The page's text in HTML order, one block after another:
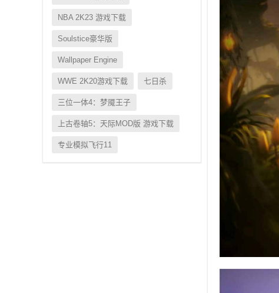
NBA 2K23 游戏下载
Soulstice豪华版
Wallpaper Engine
WWE 2K20游戏下载 七日杀
三位一体4：梦魇王子
上古卷轴5：天际MOD版 游戏下载
专业模拟飞行11